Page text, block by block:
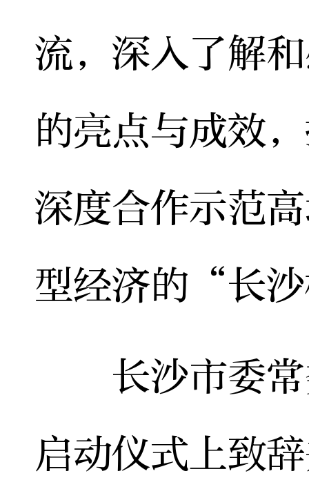
流，深入了解
的亮点与成效
深度合作示范
型经济的“长
长沙市委常
启动仪式上致